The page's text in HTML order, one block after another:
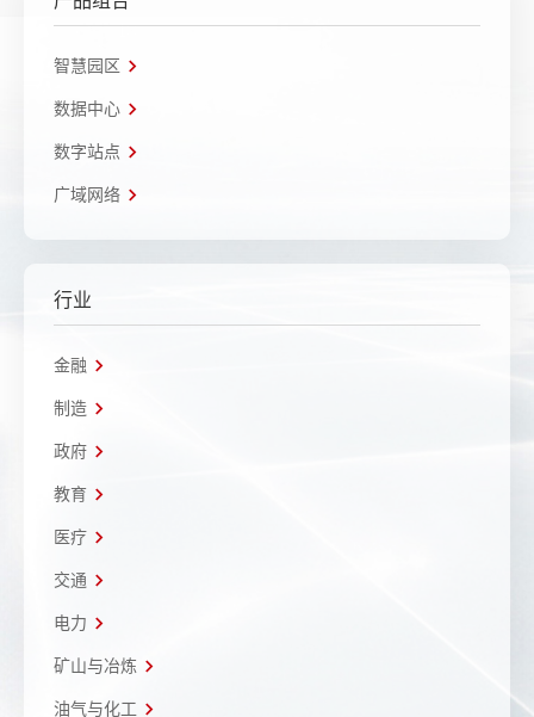
智慧园区
数据中心
数字站点
广域网络
行业
金融
制造
政府
教育
医疗
交通
电力
矿山与冶炼
油气与化工